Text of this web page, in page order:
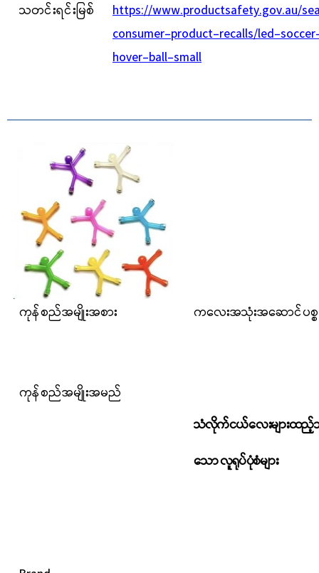
သတင်းရင်းမြစ်
https://www.productsafety.gov.au/
consumer-product-recalls/led-
hover-ball-small
ကုန်စည်အမျိုးအစား ကလေးအသုံးအ‌ဆောင်ပစ္
ကုန်စည်အမျိုးအမည်
သံလိုက်ငယ်လေးများထည့်
သော လူရုပ်ပုံစံများ